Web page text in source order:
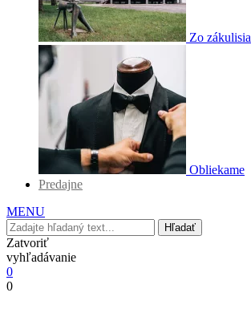
Zo zákulisia
Obliekame
Predajne
MENU
Hľadať
Zatvoriť
vyhľadávanie
0
0